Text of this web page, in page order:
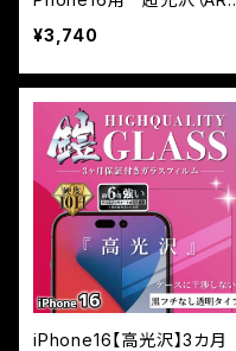
最上級透過率（高透明
+反射防止） 保証付きガラ
スフィルム『鎧』全面フルカ
バー
¥3,740
iPhone16【高光沢】3カ月